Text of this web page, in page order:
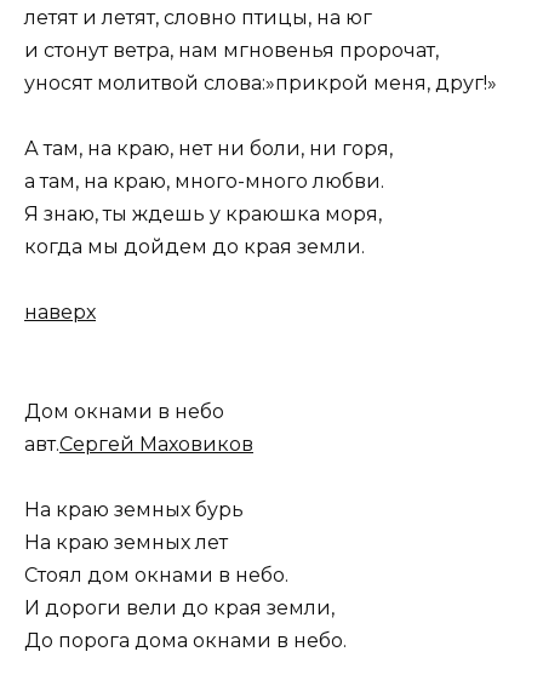
летят и летят, словно птицы, на юг
и стонут ветра, нам мгновенья пророчат,
уносят молитвой слова:»прикрой меня, друг!»
А там, на краю, нет ни боли, ни горя,
а там, на краю, много-много любви.
Я знаю, ты ждешь у краюшка моря,
когда мы дойдем до края земли.
наверх
Дом окнами в небо
авт.Сергей Маховиков
На краю земных бурь
На краю земных лет
Стоял дом окнами в небо.
И дороги вели до края земли,
До порога дома окнами в небо.